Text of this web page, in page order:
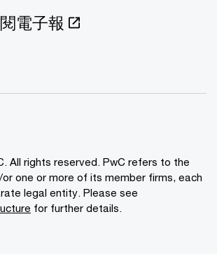
電子報
All rights reserved. PwC refers to the
one or more of its member firms, each
legal entity. Please see
for further details.